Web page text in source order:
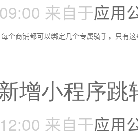
来自于应用
个商铺都可以绑定几个专属骑手，只有
增小程序跳
来自于应用